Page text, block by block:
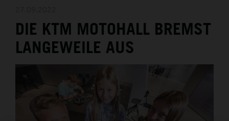
DIE KTM MOTOHALL BREMST
LANGEWEILE AUS